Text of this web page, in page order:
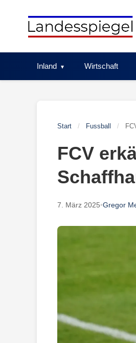
Inland Wirtschaft
Start / Fussball /
FCV
7. März 2025•Gregor